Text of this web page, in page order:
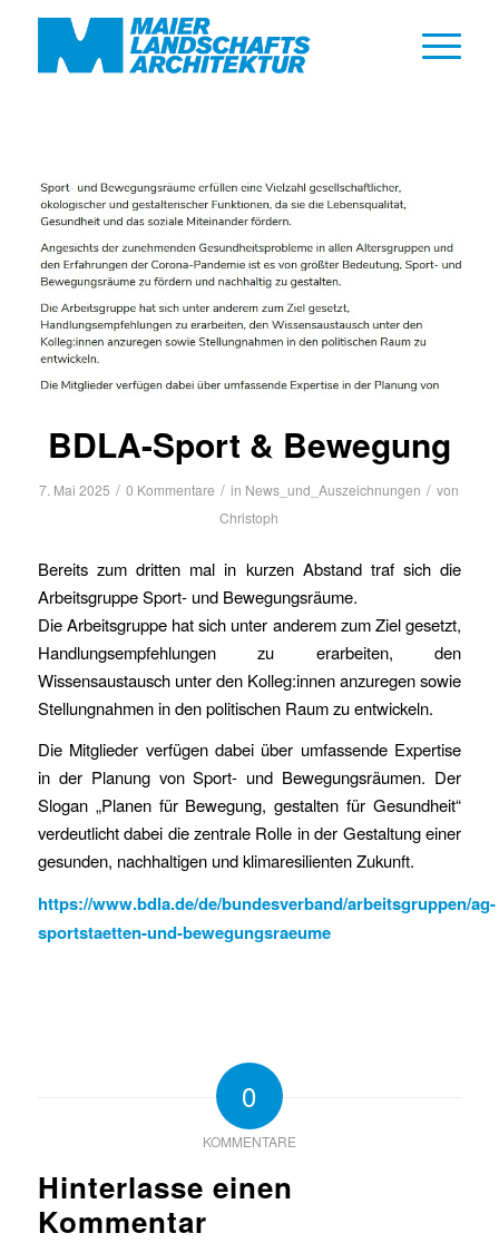
BDLA-Sport & Bewegung
7. Mai 2025 / 0 Kommentare / in News_und_Auszeichnungen / von
Christoph
Bereits zum dritten mal in kurzen Abstand traf sich die
Arbeitsgruppe Sport- und Bewegungsräume.
Die Arbeitsgruppe hat sich unter anderem zum Ziel gesetzt,
Handlungsempfehlungen zu erarbeiten, den
Wissensaustausch unter den Kolleg:innen anzuregen sowie
Stellungnahmen in den politischen Raum zu entwickeln.
Die Mitglieder verfügen dabei über umfassende Expertise
in der Planung von Sport- und Bewegungsräumen. Der
Slogan „Planen für Bewegung, gestalten für Gesundheit“
verdeutlicht dabei die zentrale Rolle in der Gestaltung einer
gesunden, nachhaltigen und klimaresilienten Zukunft.
https://www.bdla.de/de/bundesverband/arbeitsgruppen/ag-
sportstaetten-und-bewegungsraeume
0
KOMMENTARE
Hinterlasse einen
Kommentar